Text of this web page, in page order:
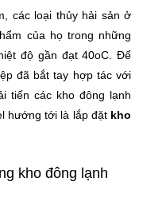
các loại thủy hải sản ở
của họ trong những
độ gần đạt 40oC. Để
đã bắt tay hợp tác với
tiến các kho đông lạnh
hướng tới là lắp đặt kho
kho đông lạnh